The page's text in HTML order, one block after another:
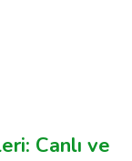
Canlı ve